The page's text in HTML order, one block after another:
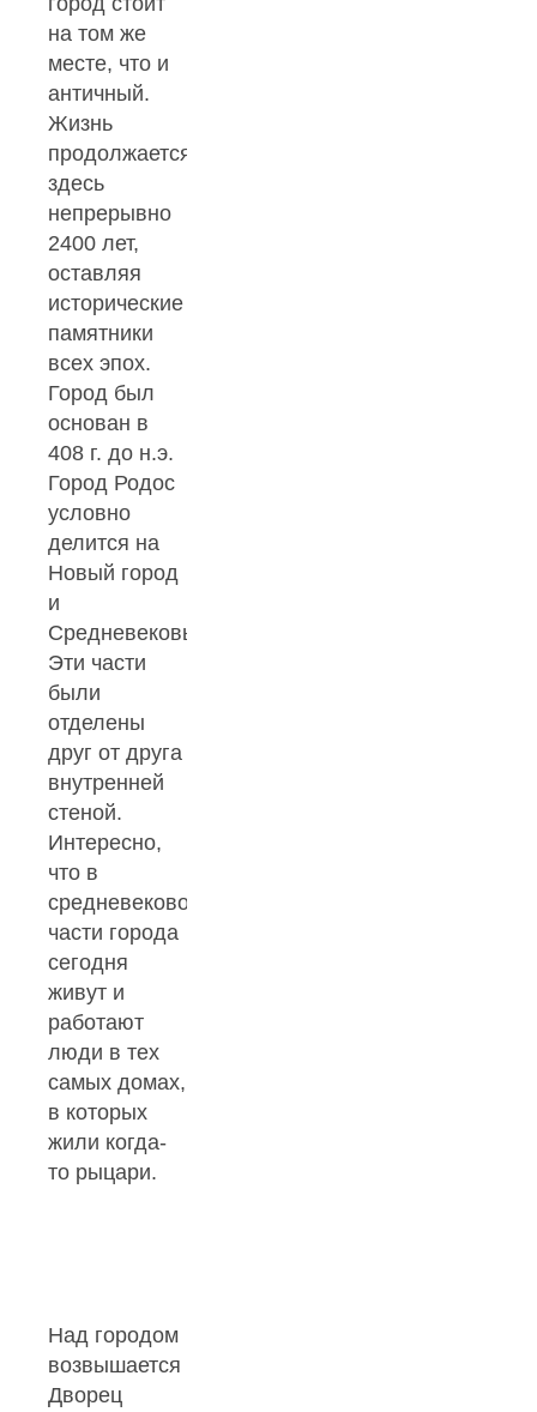
на том же
месте, что и
античный.
Жизнь
продолжается
здесь
непрерывно
2400 лет,
оставляя
исторические
памятники
всех эпох.
Город был
основан в
408 г. до н.э.
Город Родос
условно
делится на
Новый город
и
Средневековый.
Эти части
были
отделены
друг от друга
внутренней
стеной.
Интересно,
что в
средневековой
части города
сегодня
живут и
работают
люди в тех
самых домах,
в которых
жили когда-
то рыцари.
Над городом
возвышается
Дворец